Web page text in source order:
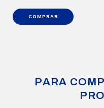
COMPRAR
PARA